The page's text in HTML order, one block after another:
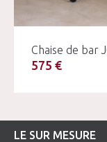
Chaise de bar
575 €
LE SUR MESURE